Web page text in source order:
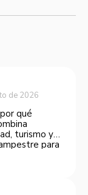
de 2026
qué
turismo y
para